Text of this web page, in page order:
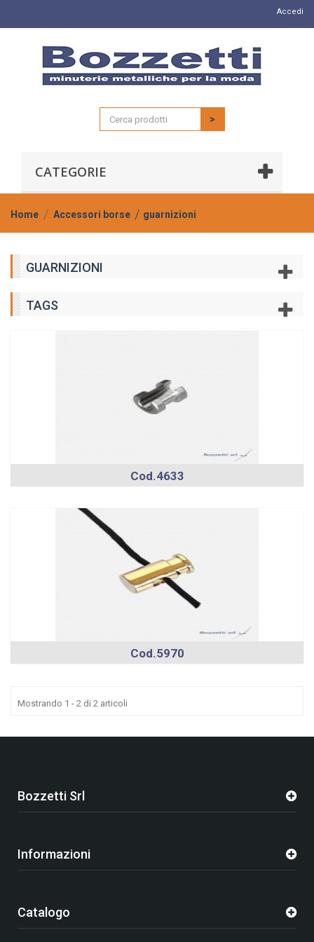
Accedi
>
CATEGORIE
Home Accessori borse guarnizioni
GUARNIZIONI
TAGS
Cod.4633
Cod.5970
Mostrando 1 - 2 di 2 articoli
Bozzetti Srl
Informazioni
Catalogo